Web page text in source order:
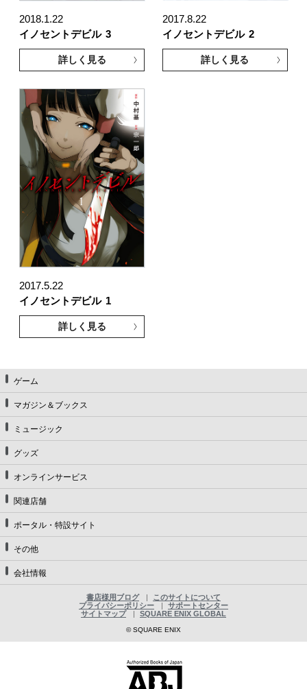
2018.1.22
イノセントデビル 3
詳しく見る
2017.8.22
イノセントデビル 2
詳しく見る
2017.5.22
イノセントデビル 1
詳しく見る
ゲーム
マガジン＆ブックス
ミュージック
グッズ
オンラインサービス
関連店舗
ポータル・特設サイト
その他
会社情報
書店様用ブログ
このサイトについて
プライバシーポリシー
サポートセンター
サイトマップ
SQUARE ENIX GLOBAL
© SQUARE ENIX